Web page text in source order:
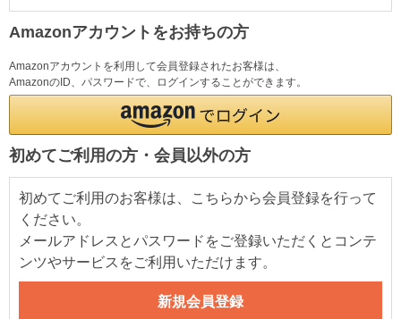
Amazonアカウントをお持ちの方
Amazonアカウントを利用して会員登録されたお客様は、
AmazonのID、パスワードで、ログインすることができます。
初めてご利用の方・会員以外の方
初めてご利用のお客様は、こちらから会員登録を行って
ください。
メールアドレスとパスワードをご登録いただくとコンテ
ンツやサービスをご利用いただけます。